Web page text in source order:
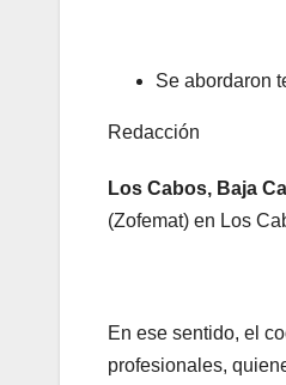
Se abordaron
Redacción
Los Cabos, Baja
(Zofemat) en Los
En ese sentido, el
profesionales,